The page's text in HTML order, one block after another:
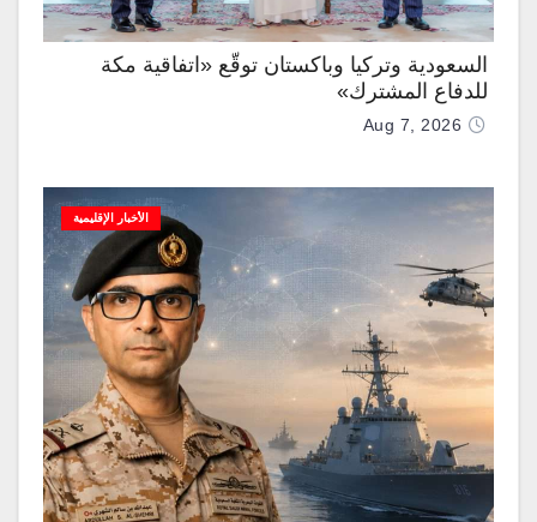
السعودية وتركيا وباكستان توقّع «اتفاقية مكة
للدفاع المشترك»
Aug 7, 2026
الأخبار الإقليمية